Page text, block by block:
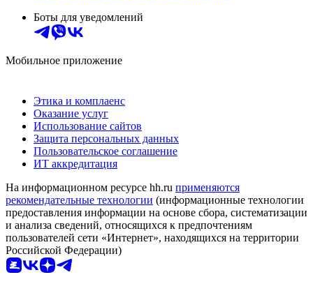
Боты для уведомлений
Мобильное приложение
Этика и комплаенс
Оказание услуг
Использование сайтов
Защита персональных данных
Пользовательское соглашение
ИТ аккредитация
На информационном ресурсе hh.ru применяются
рекомендательные технологии (информационные технологии
предоставления информации на основе сбора, систематизации
и анализа сведений, относящихся к предпочтениям
пользователей сети «Интернет», находящихся на территории
Российской Федерации)